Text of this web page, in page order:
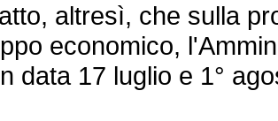
altresì, che sulla
economico,
data 17 luglio e 1°